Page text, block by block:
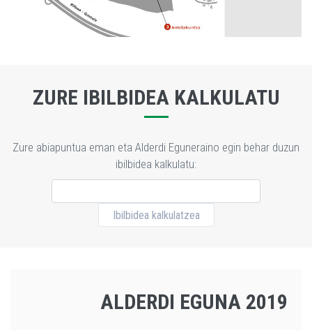
ZURE IBILBIDEA KALKULATU
Zure abiapuntua eman eta Alderdi Eguneraino egin behar duzun
ibilbidea kalkulatu:
ALDERDI EGUNA 2019